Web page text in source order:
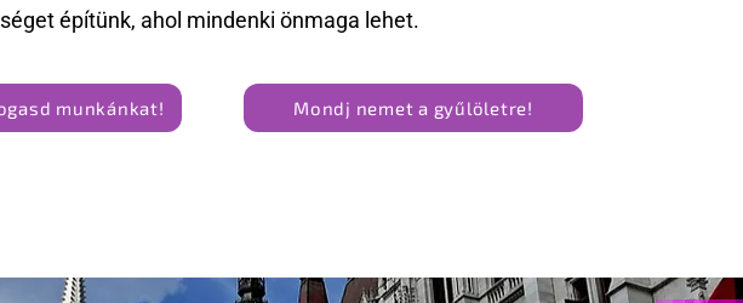
építünk, ahol mindenki önmaga lehet.
munkánkat! Mondj nemet a gyűlöletre!